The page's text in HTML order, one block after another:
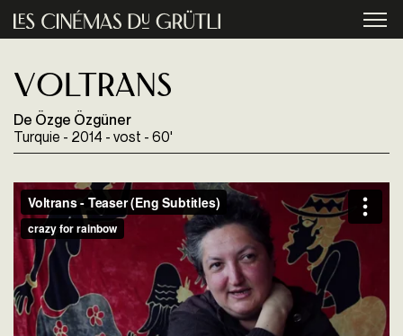
Aller au contenu principal
Voltrans
De Özge Özgüner
Turquie - 2014 - vost - 60'